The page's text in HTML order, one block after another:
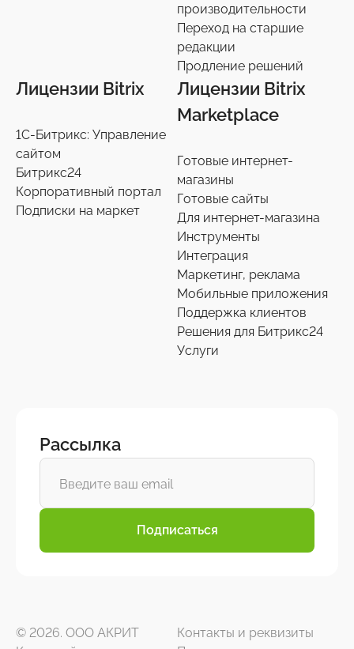
производительности
Переход на старшие
редакции
Продление решений
Лицензии Bitrix
1С-Битрикс: Управление
сайтом
Битрикс24
Корпоративный портал
Подписки на маркет
Лицензии Bitrix
Marketplace
Готовые интернет-
магазины
Готовые сайты
Для интернет-магазина
Инструменты
Интеграция
Маркетинг, реклама
Мобильные приложения
Поддержка клиентов
Решения для Битрикс24
Услуги
Рассылка
Подписаться
© 2026. ООО АКРИТ
Контакты и реквизиты